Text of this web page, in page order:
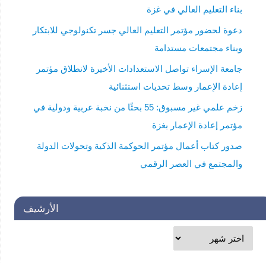
بناء التعليم العالي في غزة
دعوة لحضور مؤتمر التعليم العالي جسر تكنولوجي للابتكار
وبناء مجتمعات مستدامة
جامعة الإسراء تواصل الاستعدادات الأخيرة لانطلاق مؤتمر
إعادة الإعمار وسط تحديات استثنائية
زخم علمي غير مسبوق: 55 بحثًا من نخبة عربية ودولية في
مؤتمر إعادة الإعمار بغزة
صدور كتاب أعمال مؤتمر الحوكمة الذكية وتحولات الدولة
والمجتمع في العصر الرقمي
الأرشيف